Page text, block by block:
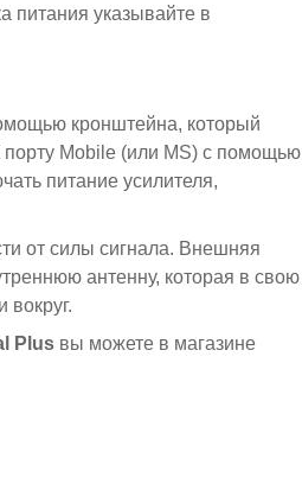
питания указывайте в
кронштейна, который
порту Mobile (или MS) с помощью
питание усилителя,
от силы сигнала. Внешняя
антенну, которая в свою
вокруг.
Plus вы можете в магазине